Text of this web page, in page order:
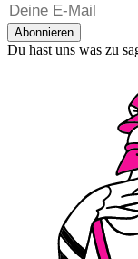
Abonnieren
Du hast uns was zu